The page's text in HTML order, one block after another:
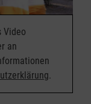
Video
an
.